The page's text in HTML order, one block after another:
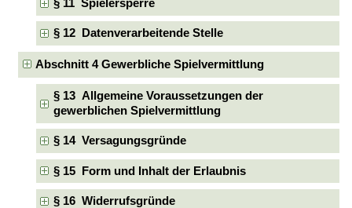
§ 11 Spielersperre
§ 12 Datenverarbeitende Stelle
Abschnitt 4 Gewerbliche Spielvermittlung
§ 13 Allgemeine Voraussetzungen der
gewerblichen Spielvermittlung
§ 14 Versagungsgründe
§ 15 Form und Inhalt der Erlaubnis
§ 16 Widerrufsgründe